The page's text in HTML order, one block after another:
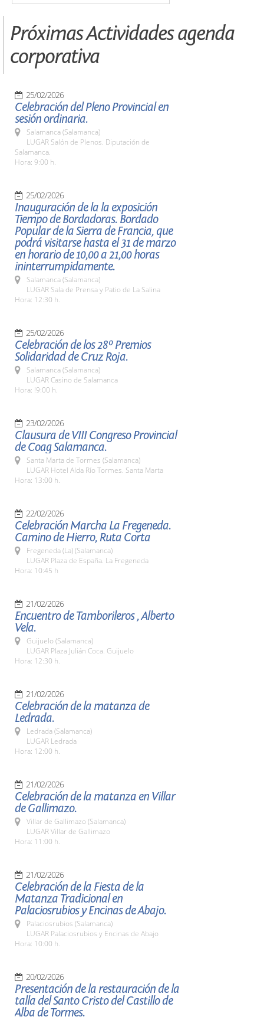
Próximas Actividades agenda
corporativa
25/02/2026
Celebración del Pleno Provincial en
sesión ordinaria.
Salamanca (Salamanca)
LUGAR Salón de Plenos. Diputación de
Salamanca.
Hora: 9:00 h.
25/02/2026
Inauguración de la la exposición
Tiempo de Bordadoras. Bordado
Popular de la Sierra de Francia, que
podrá visitarse hasta el 31 de marzo
en horario de 10,00 a 21,00 horas
ininterrumpidamente.
Salamanca (Salamanca)
LUGAR Sala de Prensa y Patio de La Salina
Hora: 12:30 h.
25/02/2026
Celebración de los 28º Premios
Solidaridad de Cruz Roja.
Salamanca (Salamanca)
LUGAR Casino de Salamanca
Hora: !9:00 h.
23/02/2026
Clausura de VIII Congreso Provincial
de Coag Salamanca.
Santa Marta de Tormes (Salamanca)
LUGAR Hotel Alda Río Tormes. Santa Marta
Hora: 13:00 h.
22/02/2026
Celebración Marcha La Fregeneda.
Camino de Hierro, Ruta Corta
Fregeneda (La) (Salamanca)
LUGAR Plaza de España. La Fregeneda
Hora: 10:45 h
21/02/2026
Encuentro de Tamborileros , Alberto
Vela.
Guijuelo (Salamanca)
LUGAR Plaza Julián Coca. Guijuelo
Hora: 12:30 h.
21/02/2026
Celebración de la matanza de
Ledrada.
Ledrada (Salamanca)
LUGAR Ledrada
Hora: 12:00 h.
21/02/2026
Celebración de la matanza en Villar
de Gallimazo.
Villar de Gallimazo (Salamanca)
LUGAR Villar de Gallimazo
Hora: 11:00 h.
21/02/2026
Celebración de la Fiesta de la
Matanza Tradicional en
Palaciosrubios y Encinas de Abajo.
Palaciosrubios (Salamanca)
LUGAR Palaciosrubios y Encinas de Abajo
Hora: 10:00 h.
20/02/2026
Presentación de la restauración de la
talla del Santo Cristo del Castillo de
Alba de Tormes.